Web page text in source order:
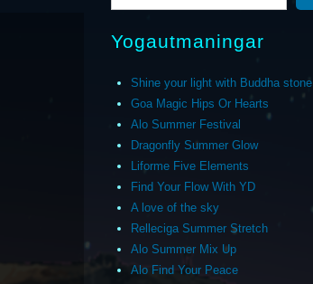
Yogautmaningar
Shine your light with Buddha stone
Goa Magic Hips Or Hearts
Alo Summer Festival
Dragonfly Summer Glow
Liforme Five Elements
Find Your Flow With YD
A love of the sky
Relleciga Summer Stretch
Alo Summer Mix Up
Alo Find Your Peace